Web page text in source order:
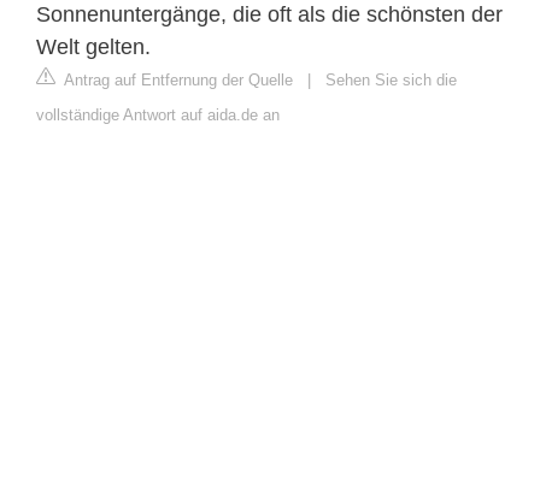
Sonnenuntergänge, die oft als die schönsten der
Welt gelten.
Antrag auf Entfernung der Quelle | Sehen Sie sich die
vollständige Antwort auf aida.de an